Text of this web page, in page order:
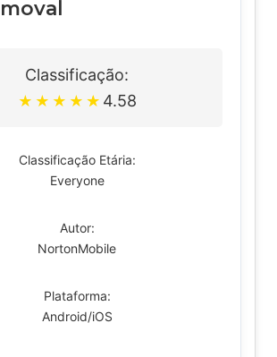
Classificação:
★ ★ ★ ★ ★ 4.58
Classificação Etária:
Everyone
Autor:
NortonMobile
Plataforma:
Android/iOS